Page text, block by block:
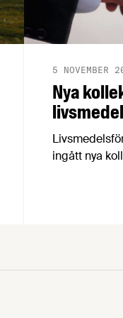
Nya
5 NOVEMBER
ingått nya